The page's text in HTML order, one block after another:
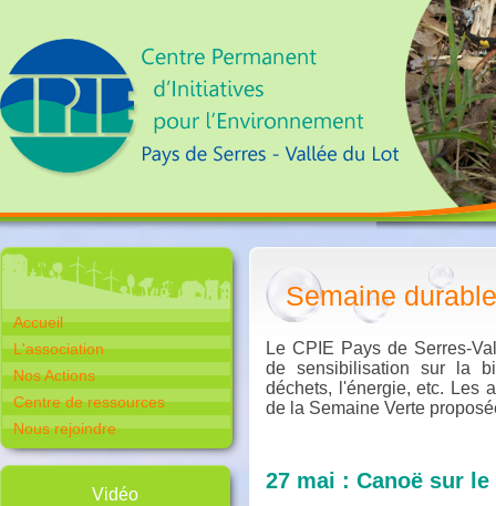
Accueil
L'association
Nos Actions
Centre de ressources
Nous rejoindre
Vidéo
Semaine
Le CPIE Pays de Serres-
de sensibilisation sur la
déchets, l'énergie, etc. Les
de la Semaine Verte
27 mai : Canoë sur le